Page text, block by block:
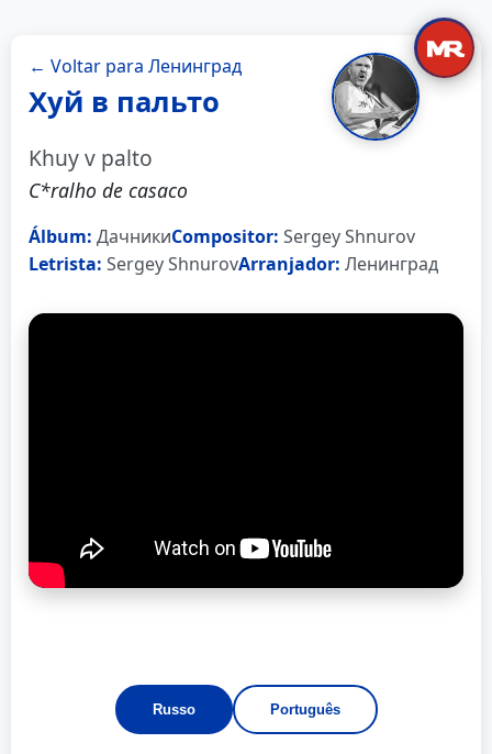
← Voltar para Ленинград
Хуй в пальто
Khuy v palto
C*ralho de casaco
Álbum: ДачникиCompositor: Sergey Shnurov
Letrista: Sergey ShnurovArranjador: Ленинград
Russo Português